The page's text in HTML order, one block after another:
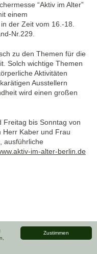
Zustimmen
“Aktiv im Alter”
einem
der Zeit vom 16.-18.
Nr.229.
zu den Themen für die
Solch wichtige Themen
Aktivitäten
Ausstellern
wird einen großen
Freitag bis Sonntag von
Herr Kaber und Frau
ausführliche
im-alter-berlin.de